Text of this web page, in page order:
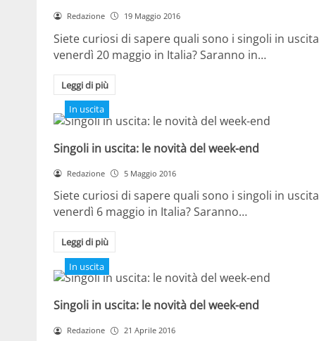
Redazione 19 Maggio 2016
Siete curiosi di sapere quali sono i singoli in uscita
venerdì 20 maggio in Italia? Saranno in…
Leggi di più
In uscita
Singoli in uscita: le novità del week-end
Redazione 5 Maggio 2016
Siete curiosi di sapere quali sono i singoli in uscita
venerdì 6 maggio in Italia? Saranno…
Leggi di più
In uscita
Singoli in uscita: le novità del week-end
Redazione 21 Aprile 2016